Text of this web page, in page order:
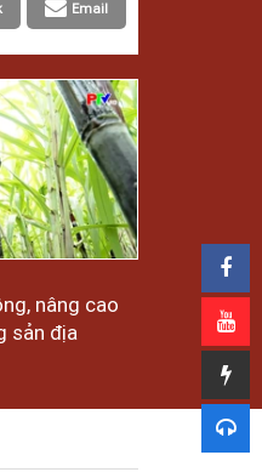
Email
nâng cao
sản địa